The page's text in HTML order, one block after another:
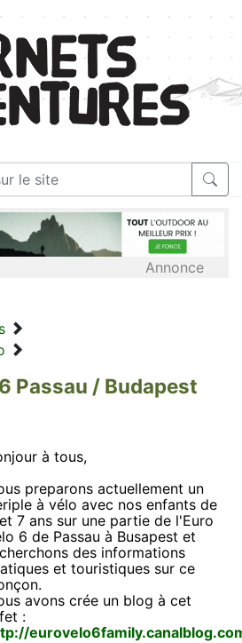
Annonce
Passau / Budapest
à tous,
preparons actuellement un
à vélo avec nos enfants de
7 ans sur une partie de l'Euro
6 de Passau à Busapest et
des informations
et touristiques sur ce
avons crée un blog à cet
: